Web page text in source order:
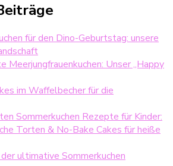
für den Dino-Geburtstag: unsere
Meerjungfrauenkuchen: Unser „Happy
im Waffelbecher für die
Sommerkuchen Rezepte für Kinder:
Torten & No-Bake Cakes für heiße
ultimative Sommerkuchen